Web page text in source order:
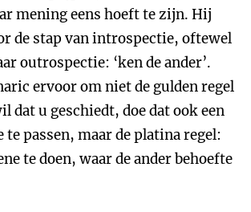
mening eens hoeft te zijn. Hij
de stap van introspectie, oftewel
outrospectie: ‘ken de ander’.
ervoor om niet de gulden regel
dat u geschiedt, doe dat ook een
te passen, maar de platina regel:
te doen, waar de ander behoefte